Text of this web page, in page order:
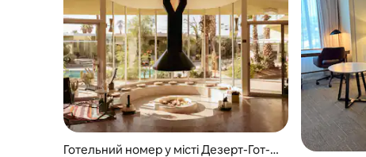
Готельний номер у місті Дезерт-Гот-С